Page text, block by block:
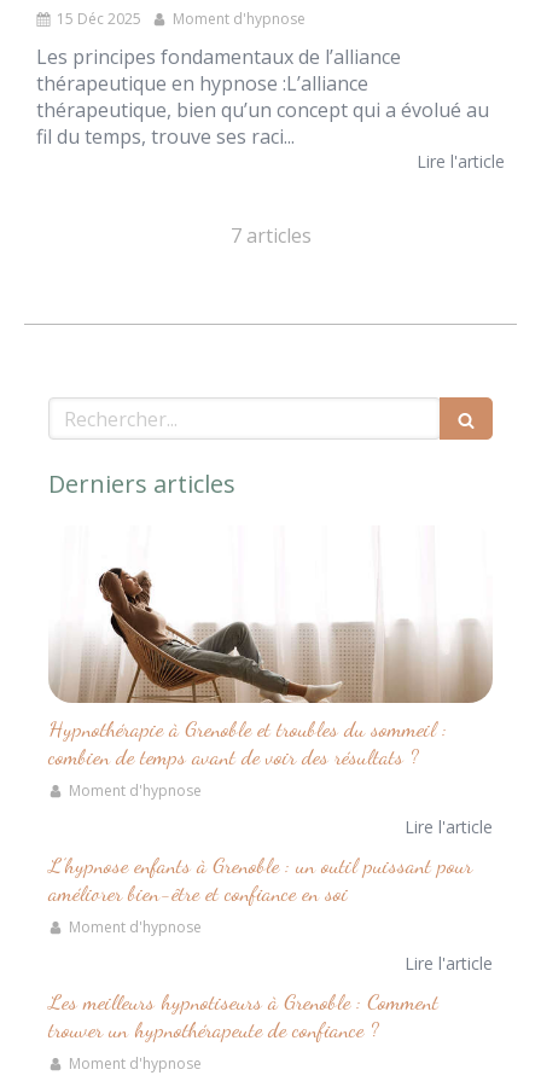
15 Déc 2025 Moment d'hypnose
Les principes fondamentaux de l’alliance
thérapeutique en hypnose :L’alliance
thérapeutique, bien qu’un concept qui a évolué au
fil du temps, trouve ses raci...
Lire l'article
7 articles
Rechercher
Derniers articles
Hypnothérapie à Grenoble et troubles du sommeil :
combien de temps avant de voir des résultats ?
Moment d'hypnose
Lire l'article
L’hypnose enfants à Grenoble : un outil puissant pour
améliorer bien-être et confiance en soi
Moment d'hypnose
Lire l'article
Les meilleurs hypnotiseurs à Grenoble : Comment
trouver un hypnothérapeute de confiance ?
Moment d'hypnose